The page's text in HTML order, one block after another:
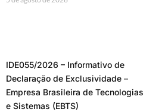
IDE055/2026 – Informativo de
Declaração de Exclusividade –
Empresa Brasileira de Tecnologias
e Sistemas (EBTS)